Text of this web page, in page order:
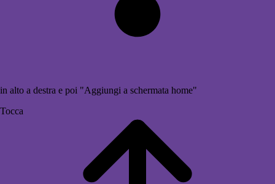
in alto a destra e poi "Aggiungi a schermata home"
Tocca